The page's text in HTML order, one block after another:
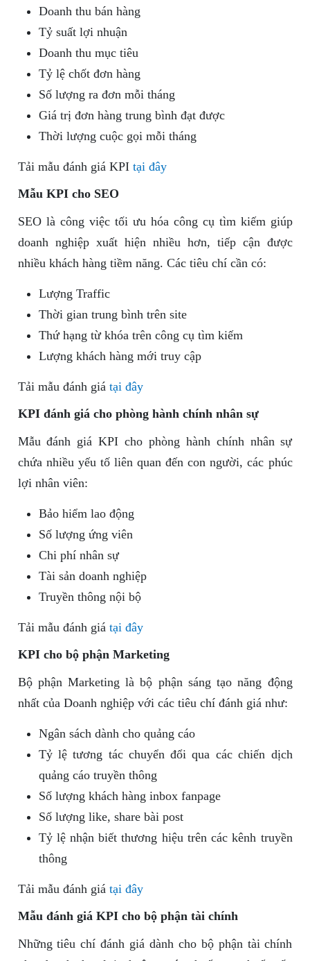
Doanh thu bán hàng
Tỷ suất lợi nhuận
Doanh thu mục tiêu
Tỷ lệ chốt đơn hàng
Số lượng ra đơn mỗi tháng
Giá trị đơn hàng trung bình đạt được
Thời lượng cuộc gọi mỗi tháng
Tải mẫu đánh giá KPI tại đây
Mẫu KPI cho SEO
SEO là công việc tối ưu hóa công cụ tìm kiếm giúp
doanh nghiệp xuất hiện nhiều hơn, tiếp cận được
nhiều khách hàng tiềm năng. Các tiêu chí cần có:
Lượng Traffic
Thời gian trung bình trên site
Thứ hạng từ khóa trên công cụ tìm kiếm
Lượng khách hàng mới truy cập
Tải mẫu đánh giá tại đây
KPI đánh giá cho phòng hành chính nhân sự
Mẫu đánh giá KPI cho phòng hành chính nhân sự
chứa nhiều yếu tố liên quan đến con người, các phúc
lợi nhân viên:
Bảo hiểm lao động
Số lượng ứng viên
Chi phí nhân sự
Tài sản doanh nghiệp
Truyền thông nội bộ
Tải mẫu đánh giá tại đây
KPI cho bộ phận Marketing
Bộ phận Marketing là bộ phận sáng tạo năng động
nhất của Doanh nghiệp với các tiêu chí đánh giá như:
Ngân sách dành cho quảng cáo
Tỷ lệ tương tác chuyển đổi qua các chiến dịch
quảng cáo truyền thông
Số lượng khách hàng inbox fanpage
Số lượng like, share bài post
Tỷ lệ nhận biết thương hiệu trên các kênh truyền
thông
Tải mẫu đánh giá tại đây
Mẫu đánh giá KPI cho bộ phận tài chính
Những tiêu chí đánh giá dành cho bộ phận tài chính